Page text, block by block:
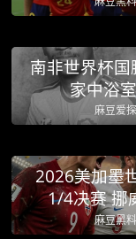
南非世界杯国
家中浴
麻豆爱
2026美加墨
1/4
麻豆黑